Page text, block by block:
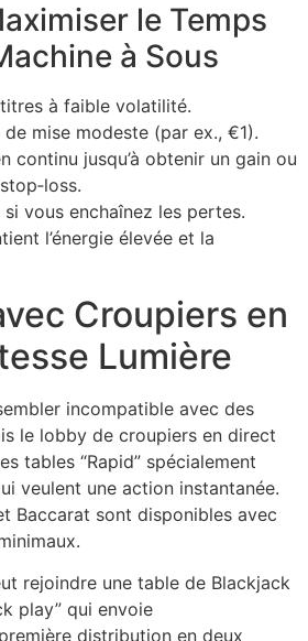
le Temps
à Sous
à faible volatilité.
mise modeste (par ex., €1).
continu jusqu’à obtenir un gain ou
vous enchaînez les pertes.
l’énergie élevée et la
Croupiers en
Lumière
incompatible avec des
le lobby de croupiers en direct
tables “Rapid” spécialement
veulent une action instantanée.
Baccarat sont disponibles avec
rejoindre une table de Blackjack
play” qui envoie
distribution en deux